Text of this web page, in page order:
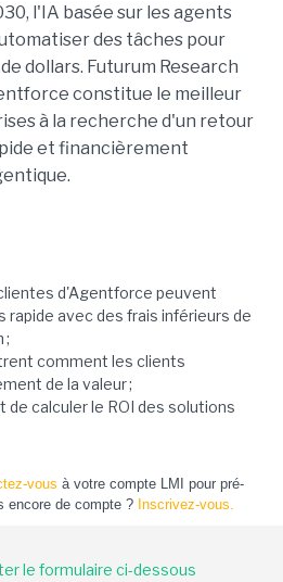
l'IA basée sur les agents
des tâches pour
dollars. Futurum Research
constitue le meilleur
à la recherche d'un retour
et financièrement
d'Agentforce peuvent
rapide avec des frais inférieurs de
;
comment les clients
de la valeur ;
calculer le ROI des solutions
vous à votre compte LMI pour pré-
encore de compte ? Inscrivez-vous.
le formulaire ci-dessous